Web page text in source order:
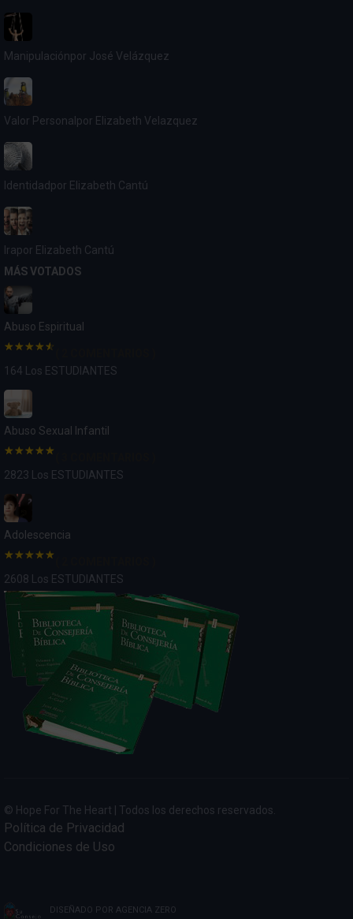
Manipulaciónpor José Velázquez
Valor Personal por Elizabeth Velazquez
Identidad por Elizabeth Cantú
Irapor Elizabeth Cantú
MÁS VOTADOS
Abuso Espiritual
164 Los ESTUDIANTES
Abuso Sexual Infantil
2823 Los ESTUDIANTES
Adolescencia
2608 Los ESTUDIANTES
© Hope For The Heart | Todos los derechos reservados.
Política de Privacidad
Condiciones de Uso
DISEÑADO POR AGENCIA ZERO